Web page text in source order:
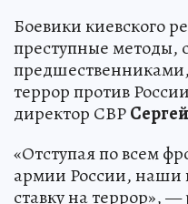
Боевики киевского
преступные методы,
террор против
директор СВР
«Отступая по всем
армии России, наши
ставку на террор»,